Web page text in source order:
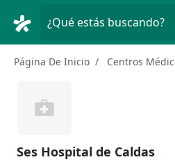
¿Qué estás buscando?
Página De Inicio Centros
Ses Hospital de Caldas